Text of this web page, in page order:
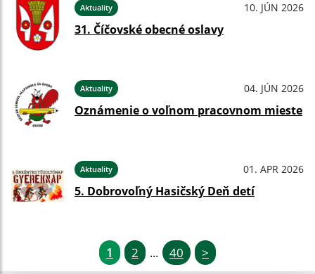
Aktuality 10. JÚN 2026
31. Číčovské obecné oslavy
Aktuality 04. JÚN 2026
Oznámenie o voľnom pracovnom mieste
Aktuality 01. APR 2026
5. Dobrovoľný Hasičský Deň detí
1 2 ... 40 >